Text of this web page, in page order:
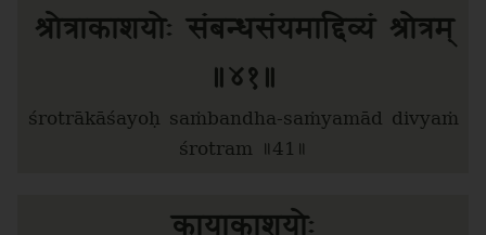
श्रोत्राकाशयोः संबन्धसंयमाद्दिव्यं श्रोत्रम्
॥४१॥
śrotrākāśayoḥ saṁbandha-saṁyamād divyaṁ
śrotram ॥41॥